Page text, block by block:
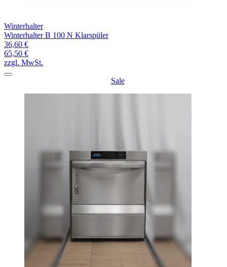
Winterhalter
Winterhalter B 100 N Klarspüler
36,60 €
65,50 €
zzgl. MwSt.
Sale